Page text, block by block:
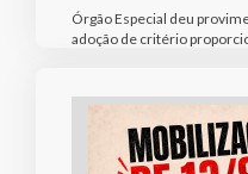
Órgão Especial deu
adoção de critério